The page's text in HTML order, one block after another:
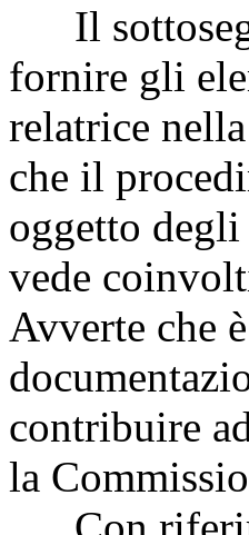
Il
fornire gli
relatrice
che il
oggetto degli
vede
Avverte che
contribuire
la